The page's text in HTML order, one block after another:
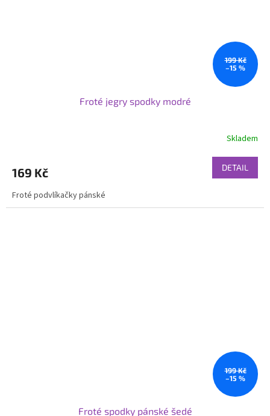
199 Kč
–15 %
Froté jegry spodky modré
Skladem
169 Kč DETAIL
Froté podvlíkačky pánské
199 Kč
–15 %
Froté spodky pánské šedé